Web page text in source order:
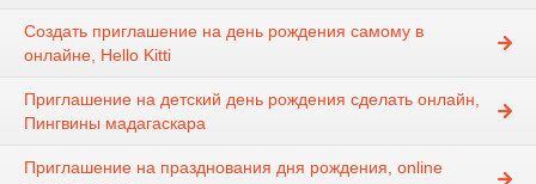
Создать приглашение на день рождения самому в
онлайне, Hello Kitti
Приглашение на детский день рождения сделать онлайн,
Пингвины мадагаскара
Приглашение на празднования дня рождения, online